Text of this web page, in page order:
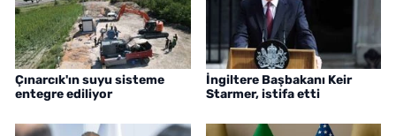
Çınarcık'ın suyu sisteme
entegre ediliyor
İngiltere Başbakanı Keir
Starmer, istifa etti